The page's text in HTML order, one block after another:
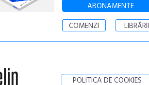
ABONAMENTE
COMENZI
LIBRĂRII
POLITICA DE COOKIES